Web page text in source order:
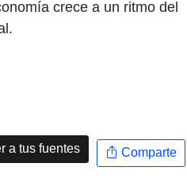
crece a un ritmo del
a tus fuentes Comparte